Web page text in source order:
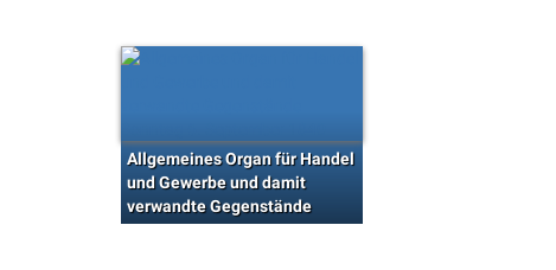
Allgemeines Organ für Handel
und Gewerbe und damit
verwandte Gegenstände